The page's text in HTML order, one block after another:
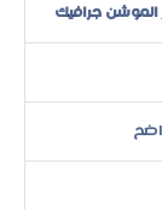
الموشن جرافيك